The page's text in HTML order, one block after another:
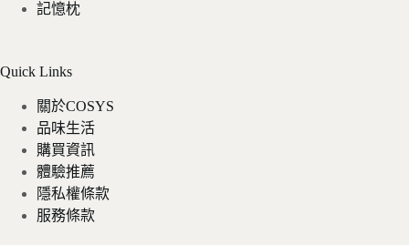
記憶枕
Quick Links
關於COSYS
品味生活
購買資訊
體驗推薦
隱私權條款
服務條款